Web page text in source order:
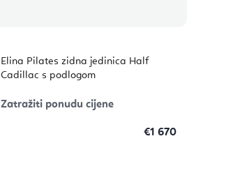
Elina Pilates zidna jedinica Half
Cadillac s podlogom
Zatražiti ponudu cijene
€1 670